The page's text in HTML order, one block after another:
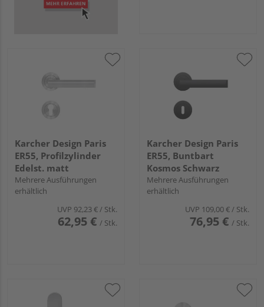
Karcher Design Paris
ER55, Profilzylinder
Edelst. matt
Mehrere Ausführungen
erhältlich
UVP 92,23 €/ Stk.
62,95 € / Stk.
Karcher Design Paris
ER55, Buntbart
Kosmos Schwarz
Mehrere Ausführungen
erhältlich
UVP 109,00 €/ Stk.
76,95 € / Stk.